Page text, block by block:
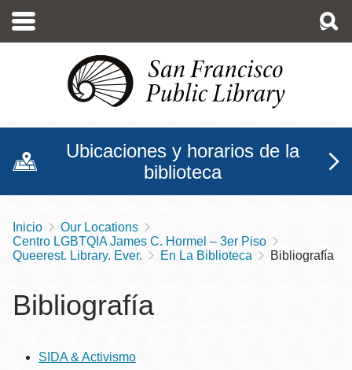
contenido
Ubicaciones y horarios de la
biblioteca
Sobrescribir
enlaces
ayuda
la
Inicio
Our Locations
Centro LGBTQIA James C. Hormel – 3er Piso
Queerest. Library. Ever.
En La Biblioteca Bibliografía
Bibliografía
SIDA & Activismo